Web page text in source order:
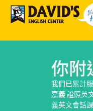
你附
我們已累計
嘉義 證照英
義英文會話